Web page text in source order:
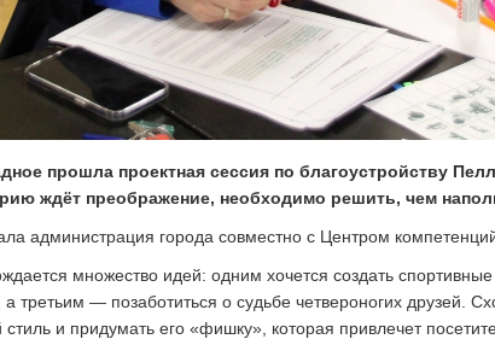
прошла проектная сессия по благоустройству
ждёт преображение, необходимо решить, чем
администрация города совместно с Центром
множество идей: одним хочется создать
третьим — позаботиться о судьбе четвероногих друзей.
и придумать его «фишку», которая привлечет